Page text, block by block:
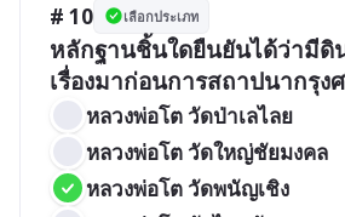
# 10 เลือกประเภท
หลักฐานชิ้นใดยืนยันได้ว่ามีดิ
เรื่องมาก่อนการสถาปนากรุง
หลวงพ่อโต วัดป่าเลไลย
หลวงพ่อโต วัดใหญ่ชัยมงคล
หลวงพ่อโต วัดพนัญเชิง